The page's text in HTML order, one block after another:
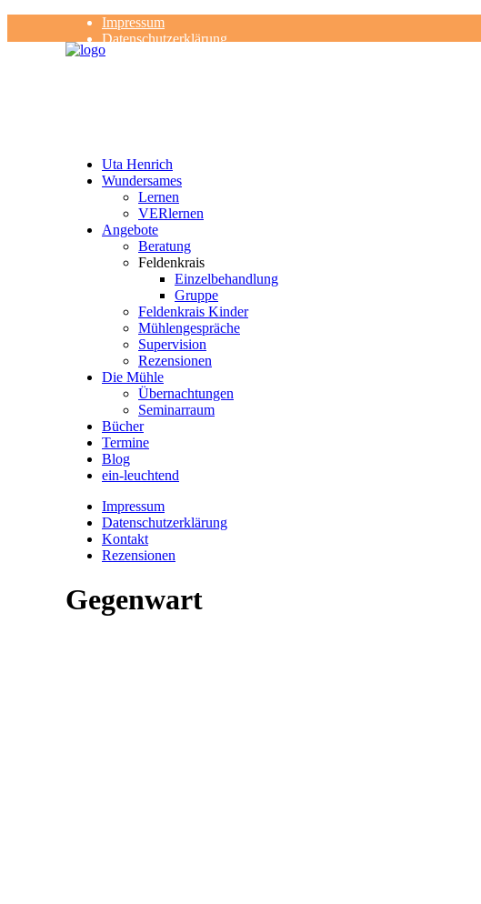
Impressum
Datenschutzerklärung
Kontakt
Uta Henrich
Wundersames
Lernen
VERlernen
Angebote
Beratung
Feldenkrais
Einzelbehandlung
Gruppe
Feldenkrais Kinder
Mühlengespräche
Supervision
Rezensionen
Die Mühle
Übernachtungen
Seminarraum
Bücher
Termine
Blog
ein-leuchtend
Impressum
Datenschutzerklärung
Kontakt
Rezensionen
Gegenwart